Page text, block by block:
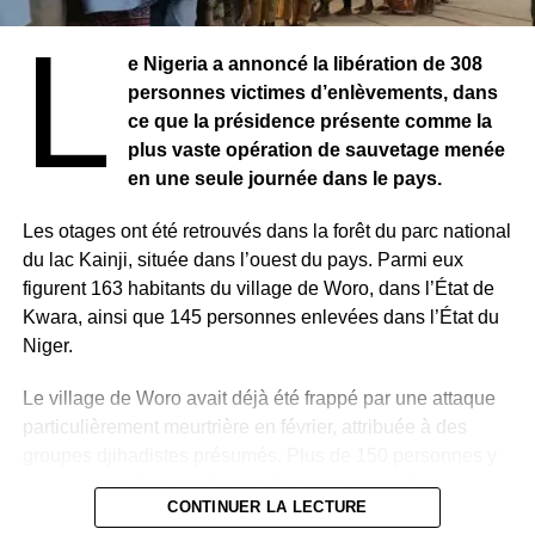
L
e Nigeria a annoncé la libération de 308
personnes victimes d’enlèvements, dans
ce que la présidence présente comme la
plus vaste opération de sauvetage menée
en une seule journée dans le pays.
Les otages ont été retrouvés dans la forêt du parc national
du lac Kainji, située dans l’ouest du pays. Parmi eux
figurent 163 habitants du village de Woro, dans l’État de
Kwara, ainsi que 145 personnes enlevées dans l’État du
Niger.
Le village de Woro avait déjà été frappé par une attaque
particulièrement meurtrière en février, attribuée à des
avaient été tuées, tandis que de nombreux habitants
avaient été enlevés.CONTINUER LA LECTURE